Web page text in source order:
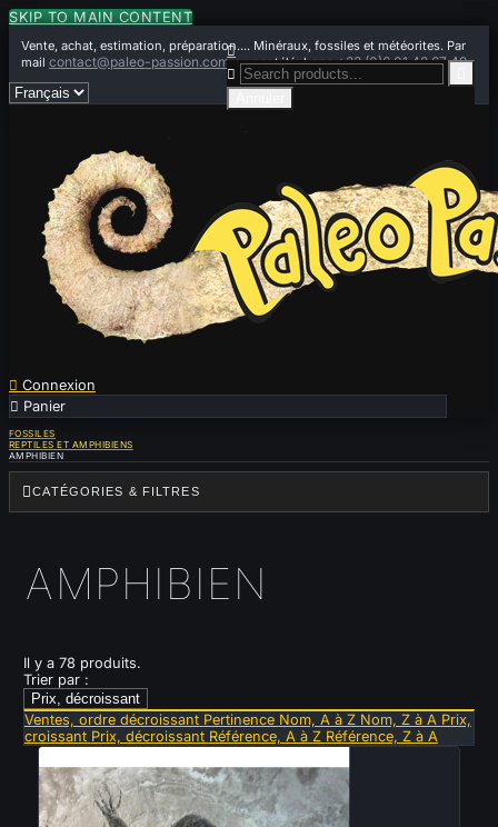
SKIP TO MAIN CONTENT
Vente, achat, estimation, préparation.... Minéraux, fossiles et météorites. Par
mailcontact@paleo-passion.comou par téléphone+33 (0)6 01 42 67 49
 Connexion
 Panier


FOSSILES
REPTILES ET AMPHIBIENS
AMPHIBIEN
CATÉGORIES & FILTRES
AMPHIBIEN
Il y a 78 produits.
Trier par :
Prix, décroissant
Ventes, ordre décroissant Pertinence Nom, A à Z Nom, Z à A Prix,
croissant Prix, décroissant Référence, A à Z Référence, Z à A